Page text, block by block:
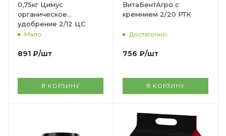
0,75кг Цимус
органическое
удобрение 2/12 ЦС
Мало
891 ₽/шт
В КОРЗИНУ
ВитаБентАгро с
кремнием 2/20 РТК
Достаточно
756 ₽/шт
В КОРЗИНУ